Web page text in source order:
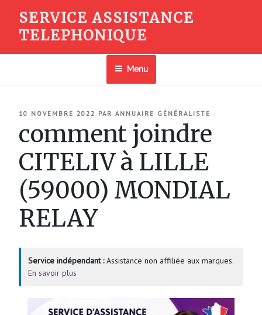
contenu
SERVICE ASSISTANCE
TELEPHONIQUE
Menu
PUBLIÉ
10 NOVEMBRE 2022 PAR ANNUAIRE GÉNÉRALISTE
comment joindre
CITELIV à LILLE
(59000) MONDIAL
RELAY
Service indépendant :Assistance non affiliée aux marques.
En savoir plus